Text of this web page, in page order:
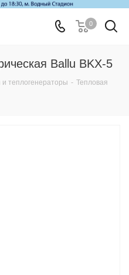
0
Ballu BKX-5
теплогенераторы - Тепловая